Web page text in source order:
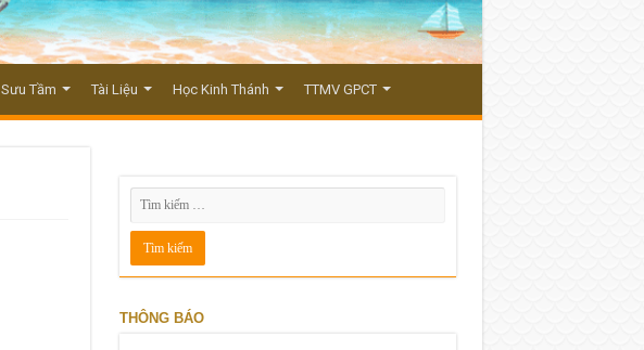
Sưu Tầm Tài Liệu Học Kinh Thánh TTMV GPCT
THÔNG BÁO